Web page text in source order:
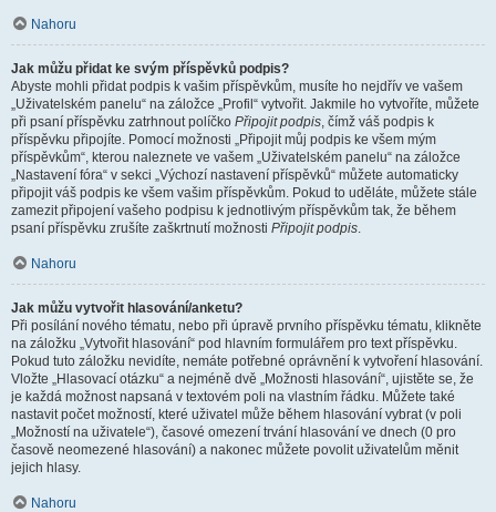
Nahoru
Jak můžu přidat ke svým příspěvků podpis?
Abyste mohli přidat podpis k vašim příspěvkům, musíte ho nejdřív ve vašem
„Uživatelském panelu“ na záložce „Profil“ vytvořit. Jakmile ho vytvoříte, můžete
při psaní příspěvku zatrhnout políčko Připojit podpis, čímž váš podpis k
příspěvku připojíte. Pomocí možnosti „Připojit můj podpis ke všem mým
příspěvkům“, kterou naleznete ve vašem „Uživatelském panelu“ na záložce
„Nastavení fóra“ v sekci „Výchozí nastavení příspěvků“ můžete automaticky
připojit váš podpis ke všem vašim příspěvkům. Pokud to uděláte, můžete stále
zamezit připojení vašeho podpisu k jednotlivým příspěvkům tak, že během
psaní příspěvku zrušíte zaškrtnutí možnosti Připojit podpis.
Nahoru
Jak můžu vytvořit hlasování/anketu?
Při posílání nového tématu, nebo při úpravě prvního příspěvku tématu, klikněte
na záložku „Vytvořit hlasování“ pod hlavním formulářem pro text příspěvku.
Pokud tuto záložku nevidíte, nemáte potřebné oprávnění k vytvoření hlasování.
Vložte „Hlasovací otázku“ a nejméně dvě „Možnosti hlasování“, ujistěte se, že
je každá možnost napsaná v textovém poli na vlastním řádku. Můžete také
nastavit počet možností, které uživatel může během hlasování vybrat (v poli
„Možností na uživatele“), časové omezení trvání hlasování ve dnech (0 pro
časově neomezené hlasování) a nakonec můžete povolit uživatelům měnit
jejich hlasy.
Nahoru